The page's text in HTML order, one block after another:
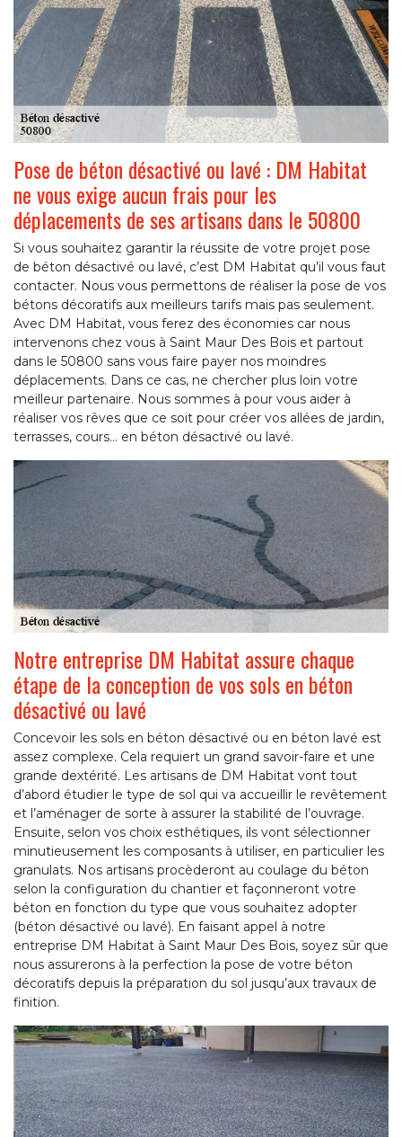
Pose de béton désactivé ou lavé : DM Habitat
ne vous exige aucun frais pour les
déplacements de ses artisans dans le 50800
Si vous souhaitez garantir la réussite de votre projet pose
de béton désactivé ou lavé, c’est DM Habitat qu’il vous faut
contacter. Nous vous permettons de réaliser la pose de vos
bétons décoratifs aux meilleurs tarifs mais pas seulement.
Avec DM Habitat, vous ferez des économies car nous
intervenons chez vous à Saint Maur Des Bois et partout
dans le 50800 sans vous faire payer nos moindres
déplacements. Dans ce cas, ne chercher plus loin votre
meilleur partenaire. Nous sommes à pour vous aider à
réaliser vos rêves que ce soit pour créer vos allées de jardin,
terrasses, cours… en béton désactivé ou lavé.
Notre entreprise DM Habitat assure chaque
étape de la conception de vos sols en béton
désactivé ou lavé
Concevoir les sols en béton désactivé ou en béton lavé est
assez complexe. Cela requiert un grand savoir-faire et une
grande dextérité. Les artisans de DM Habitat vont tout
d’abord étudier le type de sol qui va accueillir le revêtement
et l’aménager de sorte à assurer la stabilité de l’ouvrage.
Ensuite, selon vos choix esthétiques, ils vont sélectionner
minutieusement les composants à utiliser, en particulier les
granulats. Nos artisans procèderont au coulage du béton
selon la configuration du chantier et façonneront votre
béton en fonction du type que vous souhaitez adopter
(béton désactivé ou lavé). En faisant appel à notre
entreprise DM Habitat à Saint Maur Des Bois, soyez sûr que
nous assurerons à la perfection la pose de votre béton
décoratifs depuis la préparation du sol jusqu’aux travaux de
finition.